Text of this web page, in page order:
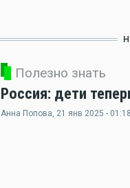
Полезно знать
Россия: дети
Анна Попова, 21 янв 2025 - 01:18